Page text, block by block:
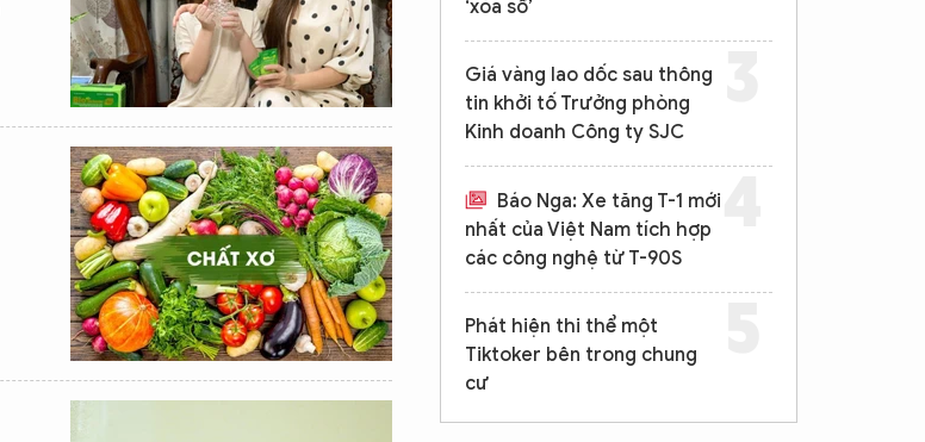
‘xóa sổ’
Giá vàng lao dốc sau thông
tin khởi tố Trưởng phòng
Kinh doanh Công ty SJC
Báo Nga: Xe tăng T-1 mới
nhất của Việt Nam tích hợp
các công nghệ từ T-90S
Phát hiện thi thể một
Tiktoker bên trong chung
cư